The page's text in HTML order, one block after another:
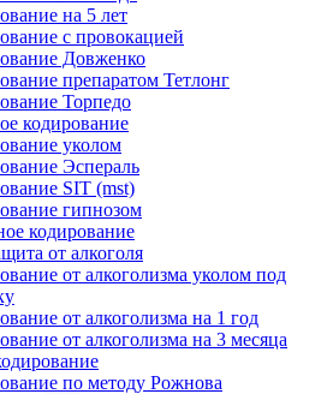
на 5 лет
с провокацией
Довженко
препаратом Тетлонг
Торпедо
кодирование
уколом
Эспераль
SIT (mst)
гипнозом
кодирование
от алкоголя
от алкоголизма уколом под
от алкоголизма на 1 год
от алкоголизма на 3 месяца
по методу Рожнова